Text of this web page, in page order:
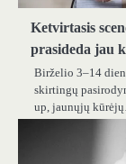
Ketvirtasis
prasideda jau
Birželio 3–14
skirtingų
up, jaunųjų